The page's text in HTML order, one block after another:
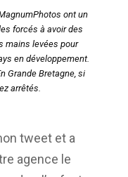
ont un
forcés à avoir des
mains levées pour
en développement.
Grande Bretagne, si
arrêtés.
tweet et a
agence le